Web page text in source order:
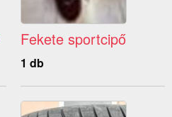
Fekete sportcipő
1 db